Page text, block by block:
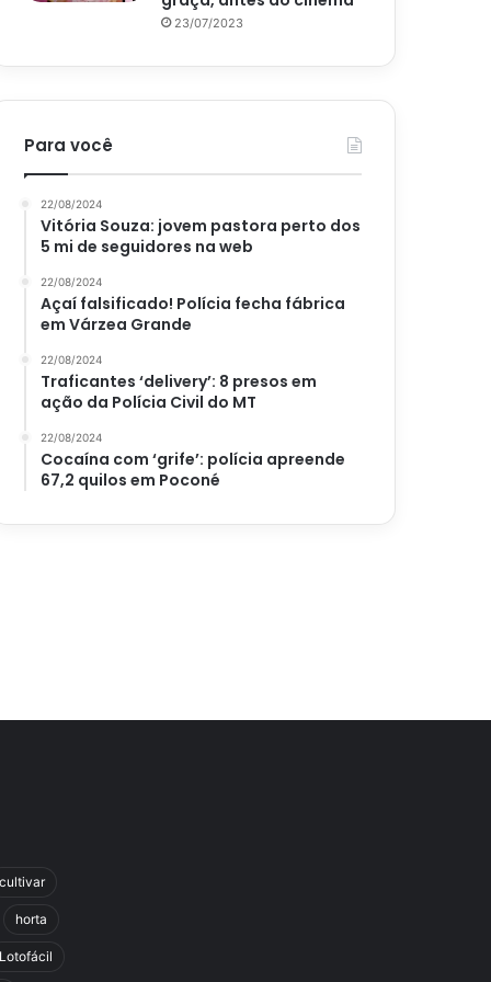
23/07/2023
Para você
22/08/2024
Vitória Souza: jovem pastora perto dos
5 mi de seguidores na web
22/08/2024
Açaí falsificado! Polícia fecha fábrica
em Várzea Grande
22/08/2024
Traficantes ‘delivery’: 8 presos em
ação da Polícia Civil do MT
22/08/2024
Cocaína com ‘grife’: polícia apreende
67,2 quilos em Poconé
cultivar
horta
Lotofácil